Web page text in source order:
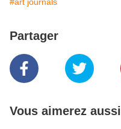
Partager
Vous aimerez aussi